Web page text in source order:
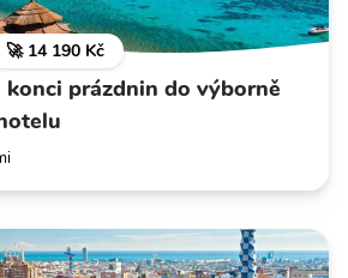
🚀 14 190 Kč
konci prázdnin do výborně